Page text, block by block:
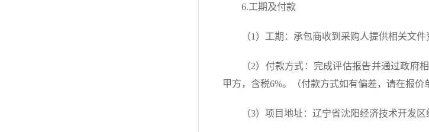
6.工期及付款
（1）工期：承包商收到采购人提供相关文
（2）付款方式：完成评估报告并通过政府
甲方，含税6%。（付款方式如有偏差，请在报价
（3）项目地址：辽宁省沈阳经济技术开发